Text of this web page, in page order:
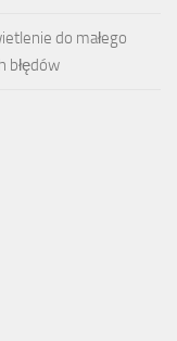
do małego
błędów